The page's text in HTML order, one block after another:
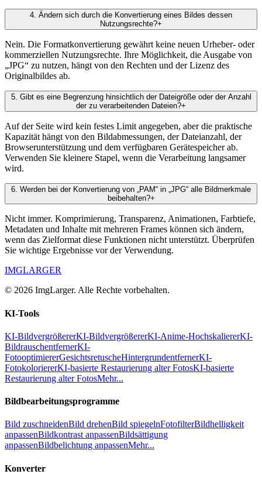
4. Ändern sich durch die Konvertierung eines Bildes dessen
Nutzungsrechte?+
Nein. Die Formatkonvertierung gewährt keine neuen Urheber- oder
kommerziellen Nutzungsrechte. Ihre Möglichkeit, die Ausgabe von
„JPG“ zu nutzen, hängt von den Rechten und der Lizenz des
Originalbildes ab.
5. Gibt es eine Begrenzung hinsichtlich der Dateigröße oder der Anzahl
der zu verarbeitenden Dateien?+
Auf der Seite wird kein festes Limit angegeben, aber die praktische
Kapazität hängt von den Bildabmessungen, der Dateianzahl, der
Browserunterstützung und dem verfügbaren Gerätespeicher ab.
Verwenden Sie kleinere Stapel, wenn die Verarbeitung langsamer
wird.
6. Werden bei der Konvertierung von „PAM“ in „JPG“ alle Bildmerkmale
beibehalten?+
Nicht immer. Komprimierung, Transparenz, Animationen, Farbtiefe,
Metadaten und Inhalte mit mehreren Frames können sich ändern,
wenn das Zielformat diese Funktionen nicht unterstützt. Überprüfen
Sie wichtige Ergebnisse vor der Verwendung.
IMGLARGER
© 2026 ImgLarger. Alle Rechte vorbehalten.
KI-Tools
KI-BildvergrößererKI-BildvergrößererKI-Anime-HochskaliererKI-
BildrauschentfernerKI-
FotooptimiererGesichtsretuscheHintergrundentfernerKI-
FotokoloriererKI-basierte Restaurierung alter FotosKI-basierte
Restaurierung alter FotosMehr...
Bildbearbeitungsprogramme
Bild zuschneidenBild drehenBild spiegelnFotofilterBildhelligkeit
anpassenBildkontrast anpassenBildsättigung
anpassenBildbelichtung anpassenMehr...
Konverter